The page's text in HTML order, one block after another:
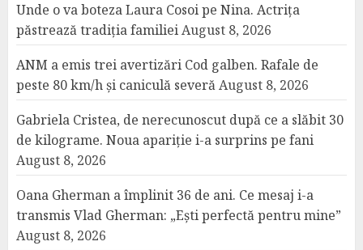
Unde o va boteza Laura Cosoi pe Nina. Actrița
păstrează tradiția familieiAugust 8, 2026
ANM a emis trei avertizări Cod galben. Rafale de
peste 80 km/h și caniculă severăAugust 8, 2026
Gabriela Cristea, de nerecunoscut după ce a slăbit 30
de kilograme. Noua apariție i-a surprins pe fani
August 8, 2026
Oana Gherman a împlinit 36 de ani. Ce mesaj i-a
transmis Vlad Gherman: „Ești perfectă pentru mine”
August 8, 2026